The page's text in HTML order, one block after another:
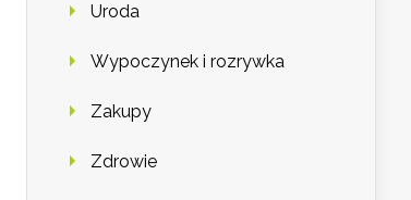
Uroda
Wypoczynek i rozrywka
Zakupy
Zdrowie